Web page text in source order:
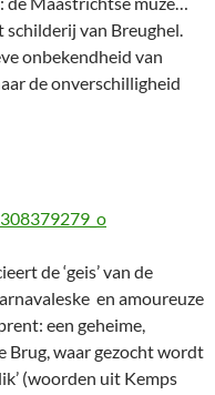
van Breughel.
onbekendheid van
de onverschilligheid
de ‘geis’ van de
en amoureuze
een geheime,
Brug, waar gezocht wordt
(woorden uit Kemps